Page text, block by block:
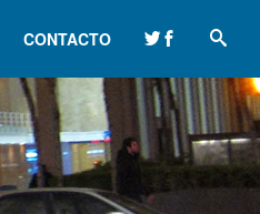
CONTACTO